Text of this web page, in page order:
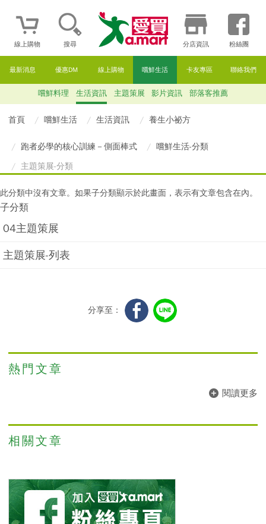
線上購物 搜尋 分店資訊 粉絲團
最新消息 優惠DM 線上購物 嚐鮮生活 卡友專區 聯絡我們
嚐鮮料理 生活資訊 主題策展 影片資訊 部落客推薦
首頁 嚐鮮生活 生活資訊 養生小祕方
跑者必學的核心訓練－側面棒式
嚐鮮生活-分類
主題策展-分類
此分類中沒有文章。如果子分類顯示於此畫面，表示有文章包含在內。
子分類
04主題策展
主題策展-列表
分享至：
熱門文章
閱讀更多
相關文章